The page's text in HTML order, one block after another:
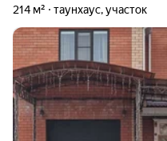
214 м² таунхаус, участок